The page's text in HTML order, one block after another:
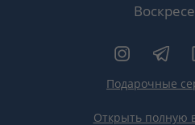
Подарочные
Открыть полную